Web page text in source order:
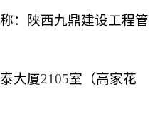
：陕西九鼎建设工程管
大厦2105室（高家花